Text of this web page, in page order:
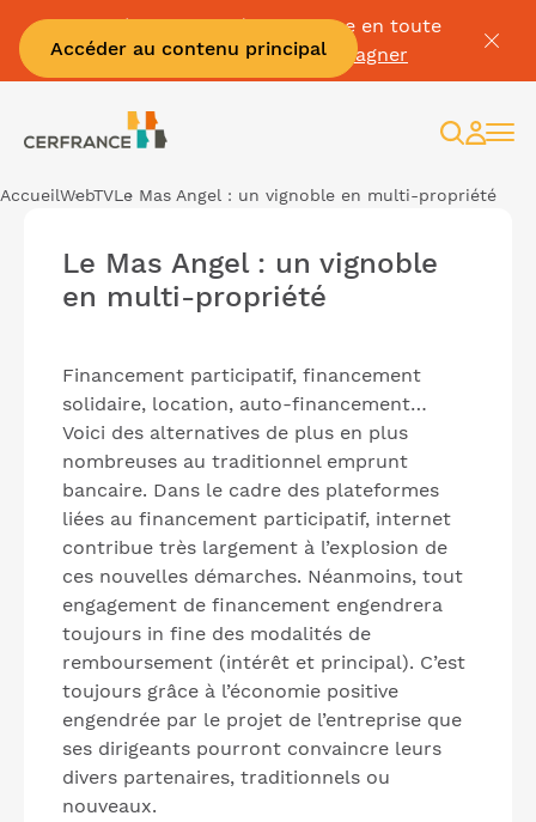
Accéder au contenu principal
Passez à la facture électronique en toute
sérénité :Je me fais accompagner
AccueilWebTVLe Mas Angel : un vignoble en multi-propriété
Le Mas Angel : un vignoble
en multi-propriété
Financement participatif, financement
solidaire, location, auto-financement…
Voici des alternatives de plus en plus
nombreuses au traditionnel emprunt
bancaire. Dans le cadre des plateformes
liées au financement participatif, internet
contribue très largement à l’explosion de
ces nouvelles démarches. Néanmoins, tout
engagement de financement engendrera
toujours in fine des modalités de
remboursement (intérêt et principal). C’est
toujours grâce à l’économie positive
engendrée par le projet de l’entreprise que
ses dirigeants pourront convaincre leurs
divers partenaires, traditionnels ou
nouveaux.